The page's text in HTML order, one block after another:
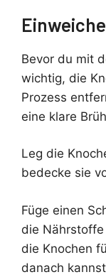
Bevor du mit
wichtig, die
Prozess
eine klare
Leg die
bedecke sie
Füge einen
die
die Knochen
danach